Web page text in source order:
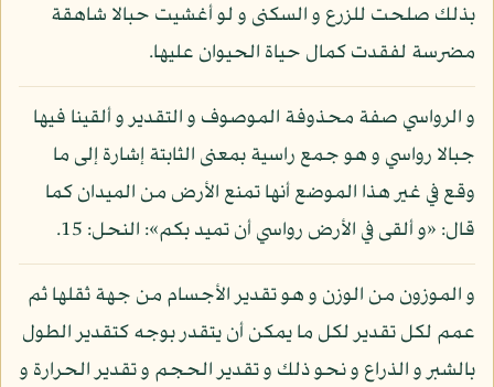
بذلك صلحت للزرع و السكنى و لو أغشيت حبالا شاهقة
مضرسة لفقدت كمال حياة الحيوان عليها.
و الرواسي صفة محذوفة الموصوف و التقدير و ألقينا فيها
جبالا رواسي و هو جمع راسية بمعنى الثابتة إشارة إلى ما
وقع في غير هذا الموضع أنها تمنع الأرض من الميدان كما
قال: «و ألقى في الأرض رواسي أن تميد بكم»: النحل: 15.
و الموزون من الوزن و هو تقدير الأجسام من جهة ثقلها ثم
عمم لكل تقدير لكل ما يمكن أن يتقدر بوجه كتقدير الطول
بالشبر و الذراع و نحو ذلك و تقدير الحجم و تقدير الحرارة و